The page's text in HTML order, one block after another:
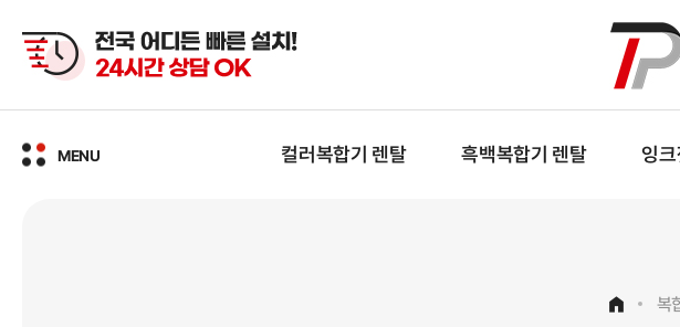
본문
바로가기
MENU 컬러복합기 렌탈 흑백복합기 렌탈 잉
복